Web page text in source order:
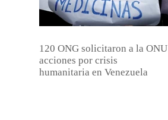
120 ONG solicitaron a la ONU
acciones por crisis
humanitaria en Venezuela